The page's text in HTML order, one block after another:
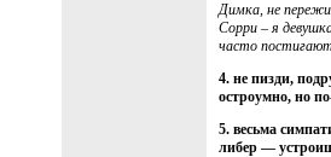
Димка, не
Сорри – я
часто
4. не пизди,
остроумно, но
5. весьма
либер —